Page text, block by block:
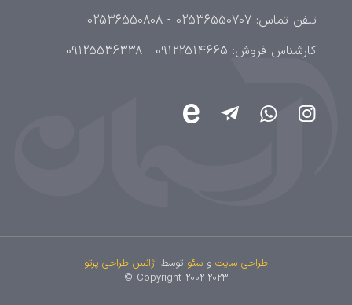
تلفن تماس: 02536550707 - 02536550808
کارشناس فروش: 09122514665 - 09125536338
طراحی سایت و سئو توسط آژانس طراحی پرتو
Copyright 2002-2023 ©